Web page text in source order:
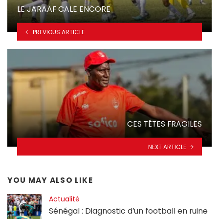
LE JARAAF CALE ENCORE
PREVIOUS ARTICLE
CES TÊTES FRAGILES
NEXT ARTICLE
YOU MAY ALSO LIKE
Actualité
Sénégal : Diagnostic d’un football en ruine